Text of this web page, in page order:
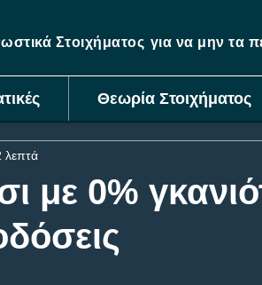
Στοιχήματος για να μην τα
Θεωρία Στοιχήματος
με 0%
λεπτά